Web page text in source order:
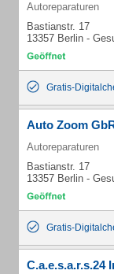
Autoreparaturen
Bastianstr. 17
13357 Berlin -
Gratis-
Auto Zoom
Autoreparaturen
Bastianstr. 17
13357 Berlin -
Gratis-
C.a.e.s.a.r.s.24